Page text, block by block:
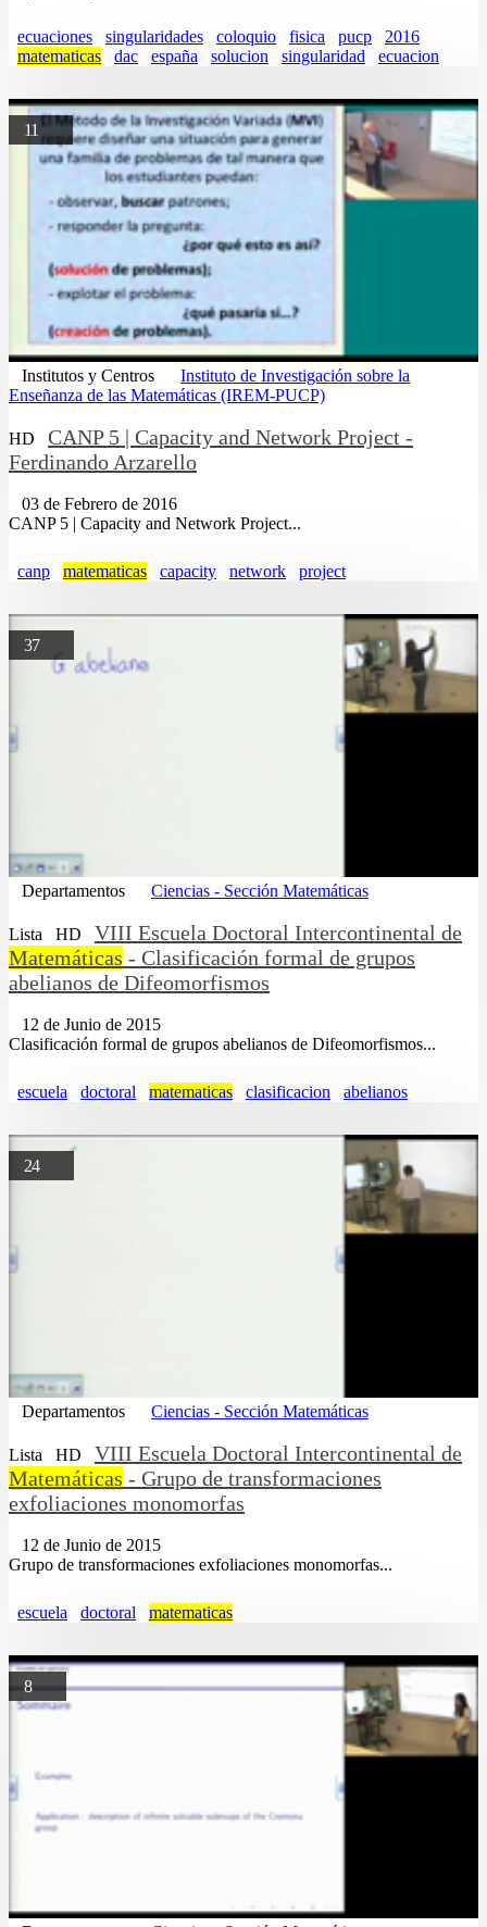
ecuaciones singularidades coloquio fisica pucp
2016
matematicas
dac españa solucion singularidad ecuacion
11
Institutos y Centros
Instituto de Investigación sobre la
Enseñanza de las Matemáticas (IREM-PUCP)
HD
CANP 5 | Capacity and Network Project -
Ferdinando Arzarello
03 de Febrero de 2016
CANP 5 | Capacity and Network Project...
canp matematicas capacity network project
37
Departamentos Ciencias - Sección Matemáticas
Lista HD
VIII Escuela Doctoral Intercontinental de
Matemáticas - Clasificación formal de grupos
abelianos de Difeomorfismos
12 de Junio de 2015
Clasificación formal de grupos abelianos de Difeomorfismos...
escuela doctoral matematicas clasificacion abelianos
24
Departamentos Ciencias - Sección Matemáticas
Lista HD
VIII Escuela Doctoral Intercontinental de
Matemáticas - Grupo de transformaciones
exfoliaciones monomorfas
12 de Junio de 2015
Grupo de transformaciones exfoliaciones monomorfas...
escuela doctoral matematicas
8